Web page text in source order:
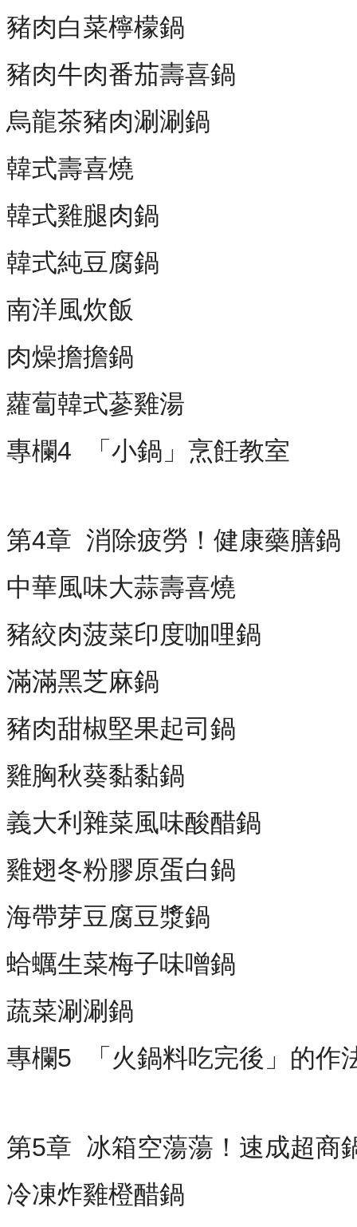
豬肉白菜檸檬鍋
豬肉牛肉番茄壽喜鍋
烏龍茶豬肉涮涮鍋
韓式壽喜燒
韓式雞腿肉鍋
韓式純豆腐鍋
南洋風炊飯
肉燥擔擔鍋
蘿蔔韓式蔘雞湯
專欄4 「小鍋」烹飪教室
第4章 消除疲勞！健康藥膳鍋
中華風味大蒜壽喜燒
豬絞肉菠菜印度咖哩鍋
滿滿黑芝麻鍋
豬肉甜椒堅果起司鍋
雞胸秋葵黏黏鍋
義大利雜菜風味酸醋鍋
雞翅冬粉膠原蛋白鍋
海帶芽豆腐豆漿鍋
蛤蠣生菜梅子味噌鍋
蔬菜涮涮鍋
專欄5 「火鍋料吃完後」的作
第5章 冰箱空蕩蕩！速成超商
冷凍炸雞橙醋鍋